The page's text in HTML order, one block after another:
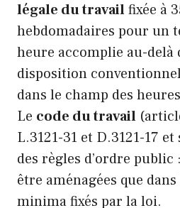
légale du travailfixée à
hebdomadaires pour un
heure accomplie au-delà
disposition
dans le champ des
Le code du travail
L.3121-31 et D.3121-17
des règles d’ordre public
être aménagées que
minima fixés par la loi.